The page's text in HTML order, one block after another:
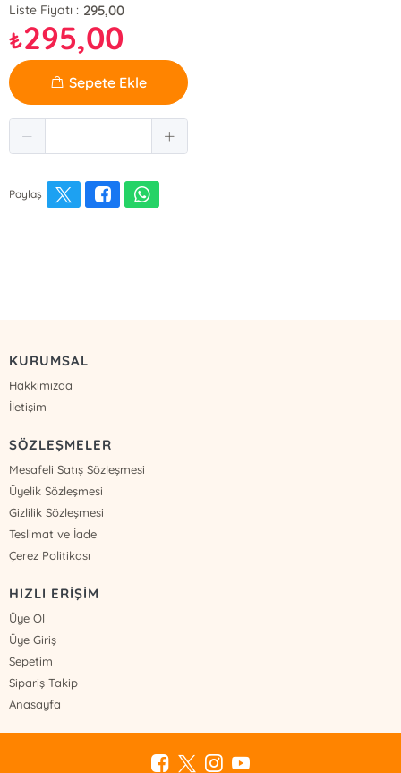
Liste Fiyatı : 295,00
₺295,00
Sepete Ekle
Paylaş
KURUMSAL
Hakkımızda
İletişim
SÖZLEŞMELER
Mesafeli Satış Sözleşmesi
Üyelik Sözleşmesi
Gizlilik Sözleşmesi
Teslimat ve İade
Çerez Politikası
HIZLI ERİŞİM
Üye Ol
Üye Giriş
Sepetim
Sipariş Takip
Anasayfa